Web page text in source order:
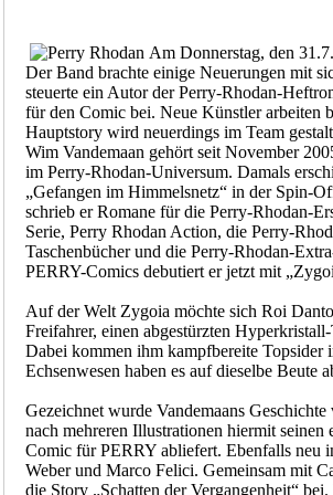
Am Donnerstag, den
Der Band brachte einige Neuerungen mit
steuerte ein Autor der Perry-Rhodan-
für den Comic bei. Neue Künstler arbeiten
Hauptstory wird neuerdings im Team
Wim Vandemaan gehört seit November
im Perry-Rhodan-Universum. Damals
„Gefangen im Himmelsnetz“ in der Spin-
schrieb er Romane für die Perry-Rhodan-
Serie, Perry Rhodan Action, die Perry-
Taschenbücher und die Perry-Rhodan-
PERRY-Comics debutiert er jetzt mit
Auf der Welt Zygoia möchte sich Roi
Freifahrer, einen abgestürzten
Dabei kommen ihm kampfbereite Topsider
Echsenwesen haben es auf dieselbe Beute
Gezeichnet wurde Vandemaans
nach mehreren Illustrationen hiermit seinen
Comic für PERRY abliefert. Ebenfalls neu
Weber und Marco Felici. Gemeinsam mit
die Story „Schatten der Vergangenheit“